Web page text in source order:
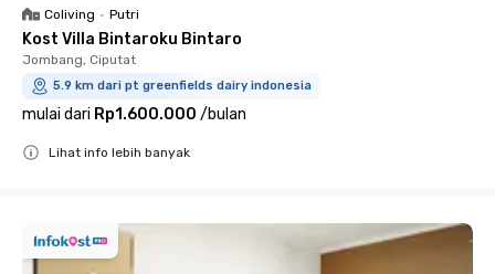
Coliving • Putri
Kost Villa Bintaroku Bintaro
Jombang, Ciputat
5.9 km dari pt greenfields dairy indonesia
mulai dari Rp1.600.000 /bulan
Lihat info lebih banyak